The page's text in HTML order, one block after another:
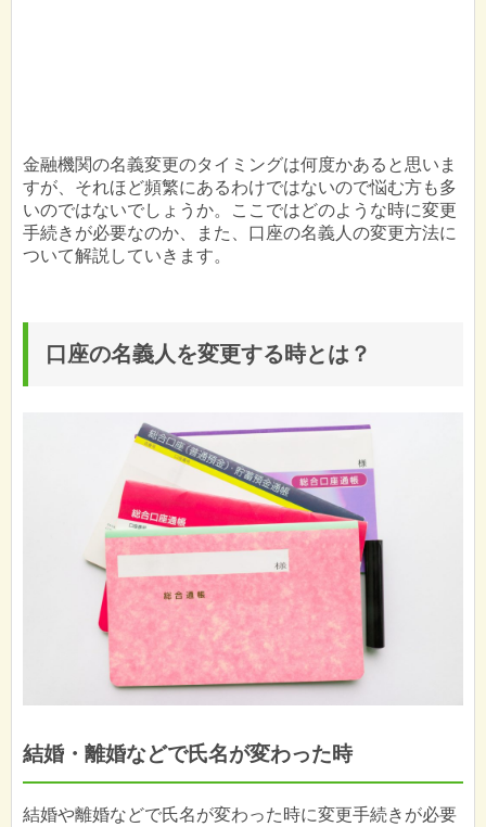
金融機関の名義変更のタイミングは何度かあると思いま
すが、それほど頻繁にあるわけではないので悩む方も多
いのではないでしょうか。ここではどのような時に変更
手続きが必要なのか、また、口座の名義人の変更方法に
ついて解説していきます。
口座の名義人を変更する時とは？
結婚・離婚などで氏名が変わった時
結婚や離婚などで氏名が変わった時に変更手続きが必要